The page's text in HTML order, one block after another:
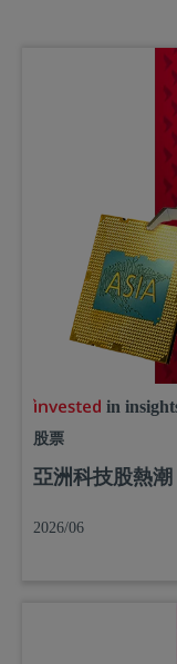
in
股票
亞洲科技股熱
2026/06